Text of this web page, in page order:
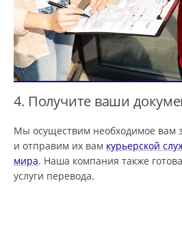
4. Получите ваши
Мы осуществим необходимое вам
и отправим их вам курьерской
мира. Наша компания также
услуги перевода.